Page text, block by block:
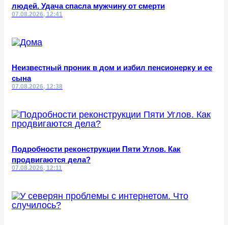
людей. Удача спасла мужчину от смерти
07.08.2026, 12:41
Неизвестный проник в дом и избил пенсионерку и ее
сына
07.08.2026, 12:38
Подробности реконструкции Пяти Углов. Как
продвигаются дела?
07.08.2026, 12:11